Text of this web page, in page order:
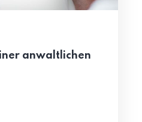
anwaltlichen